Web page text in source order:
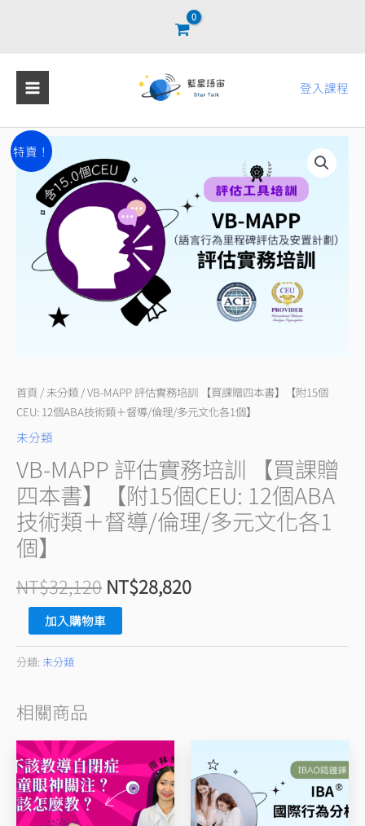
登入課程
特賣！
首頁 / 未分類 / VB-MAPP 評估實務培訓 【買課贈四本書】【附15個
CEU: 12個ABA技術類＋督導/倫理/多元文化各1個】
未分類
VB-MAPP 評估實務培訓 【買課贈
四本書】【附15個CEU: 12個ABA
技術類＋督導/倫理/多元文化各1
個】
NT$32,120
原
始
價
格：
NT$32,120。
NT$28,820
前
格：
NT$28,820。
VB-
MAPP
四
本
書】
15
個
CEU:
12
ABA
類
導/
倫
理/
多
元
加入購物車
分類: 未分類
相關商品